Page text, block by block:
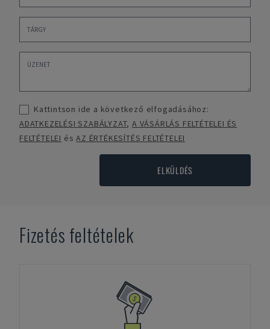
Kattintson ide a következő elfogadásához:
ADATKEZELÉSI SZABÁLYZAT,A VÁSÁRLÁS FELTÉTELEI ÉS
FELTÉTELEI ésAZ ÉRTÉKESÍTÉS FELTÉTELEI
ELKÜLDÉS
Fizetés feltételek